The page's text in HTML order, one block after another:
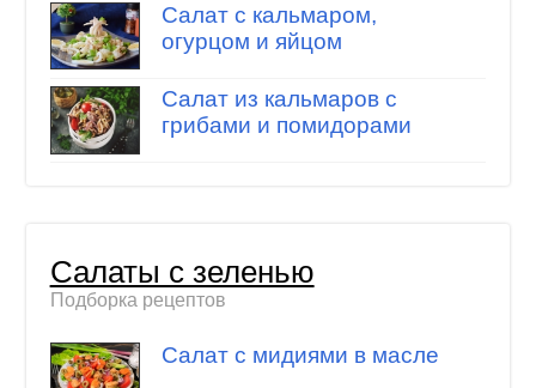
Салат с кальмаром,
огурцом и яйцом
Салат из кальмаров с
грибами и помидорами
Салаты с зеленью
Подборка рецептов
Салат с мидиями в масле